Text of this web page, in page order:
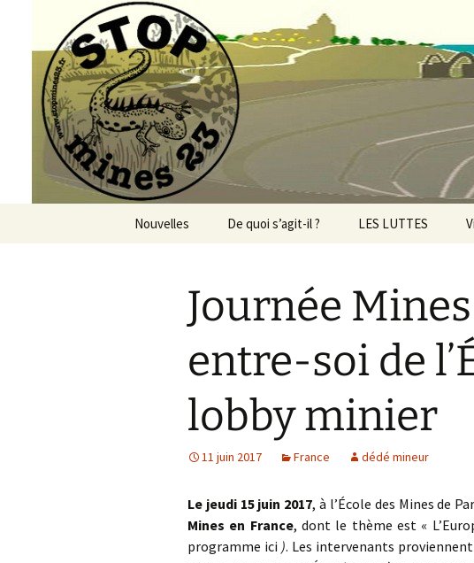
contenu
Le site du
Nouvelles De quoi s’agit-il ? LES LUTTES
Geothermie
Alerte Eoliennes 23
Mines d’uranium
Mines d’or – PER de
Bonneval
Autres luttes
Lettres
Journée Mines
entre-soi de
lobby minier
11 juin 2017 France dédé mineur
Le jeudi 15 juin 2017, à l’École des Mines de
Mines en France, dont le thème est «
programme ici ). Les intervenants